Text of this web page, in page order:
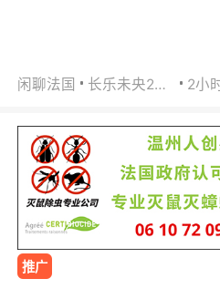
闲聊法国 长乐未央2015 2小
推广